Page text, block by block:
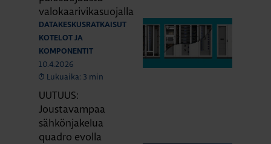
valokaarivikasuojalla
DATAKESKUSRATKAISUT
KOTELOT JA
KOMPONENTIT
10.4.2026
Lukuaika: 3 min
UUTUUS:
Joustavampaa
sähkönjakelua
quadro evolla